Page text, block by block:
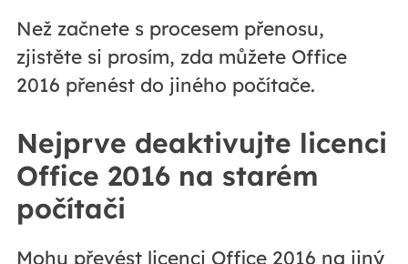
Než začnete s procesem přenosu,
zjistěte si prosím, zda můžete Office
2016 přenést do jiného počítače.
Nejprve deaktivujte licenci
Office 2016 na starém
počítači
Mohu převést licenci Office 2016 na jiný